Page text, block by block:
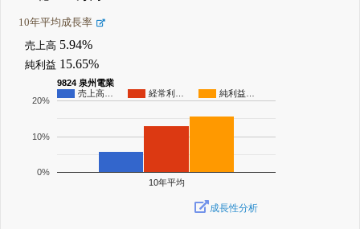
10年平均成長率
売上高 5.94%
純利益 15.65%
9824 泉州電業
売上高…
経常利… 純利益…
10年平均
0%
10%
20%
成長性分析